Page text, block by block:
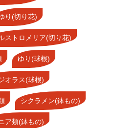
り(切り花)
ストロメリア(切り花)
ゆり(球根)
オラス(球根)
シクラメン(鉢もの)
ア類(鉢もの)